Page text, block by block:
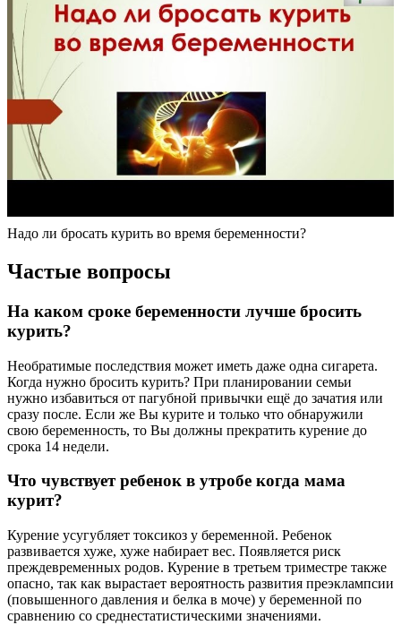
Надо ли бросать курить во время беременности?
Частые вопросы
На каком сроке беременности лучше бросить
курить?
Необратимые последствия может иметь даже одна сигарета.
Когда нужно бросить курить? При планировании семьи
нужно избавиться от пагубной привычки ещё до зачатия или
сразу после. Если же Вы курите и только что обнаружили
свою беременность, то Вы должны прекратить курение до
срока 14 недели.
Что чувствует ребенок в утробе когда мама
курит?
Курение усугубляет токсикоз у беременной. Ребенок
развивается хуже, хуже набирает вес. Появляется риск
преждевременных родов. Курение в третьем триместре также
опасно, так как вырастает вероятность развития преэклампсии
(повышенного давления и белка в моче) у беременной по
сравнению со среднестатистическими значениями.